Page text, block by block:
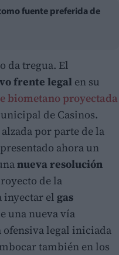
fuente preferida de
da tregua. El
frente legal en su
biometano proyectada
de Casinos.
por parte de la
ahora un
nueva resolución
de la
inyectar el gas
una nueva vía
legal iniciada
también en los